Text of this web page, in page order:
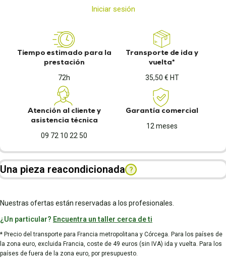
Iniciar sesión
Tiempo estimado para la
prestación
72h
Transporte de ida y
vuelta*
35,50 € HT
Atención al cliente y
asistencia técnica
09 72 10 22 50
Garantía comercial
12 meses
Una pieza reacondicionada ?
Nuestras ofertas están reservadas a los profesionales.
¿Un particular? Encuentra un taller cerca de ti
* Precio del transporte para Francia metropolitana y Córcega. Para los países de
la zona euro, excluida Francia, coste de 49 euros (sin IVA) ida y vuelta. Para los
países de fuera de la zona euro, por presupuesto.